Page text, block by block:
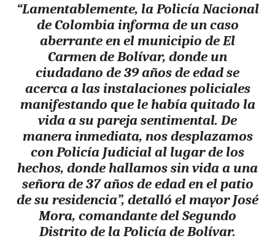
“Lamentablemente, la Policía Nacional
de Colombia informa de un caso
aberrante en el municipio de El
Carmen de Bolívar, donde un
ciudadano de 39 años de edad se
acerca a las instalaciones policiales
manifestando que le había quitado la
vida a su pareja sentimental. De
manera inmediata, nos desplazamos
con Policía Judicial al lugar de los
hechos, donde hallamos sin vida a una
señora de 37 años de edad en el patio
de su residencia”, detalló el mayor José
Mora, comandante del Segundo
Distrito de la Policía de Bolívar.